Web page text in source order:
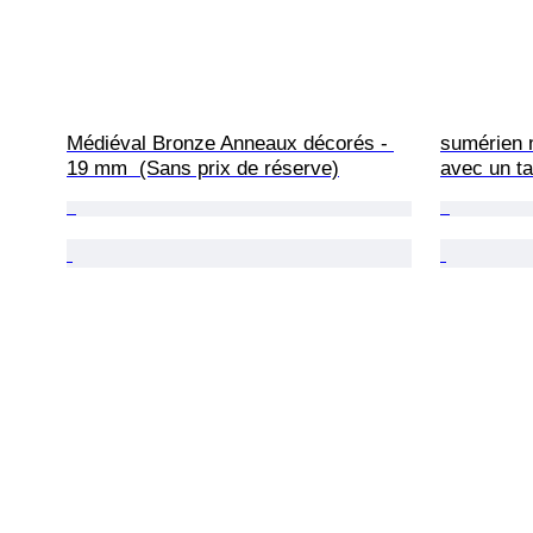
Médiéval Bronze Anneaux décorés -
19 mm  (Sans prix de réserve)
sumérien
avec un